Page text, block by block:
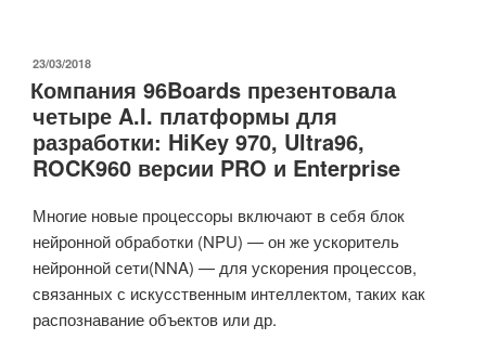
Series
24-
ядерный
Arm-
теперь
доступен
за
1250
долларов
ОПУБЛИКОВАНО
23/03/2018
Компания 96Boards презентовала
четыре A.I. платформы для
разработки: HiKey 970, Ultra96,
ROCK960 версии PRO и Enterprise
Многие новые процессоры включают в себя блок
нейронной обработки (NPU) — он же ускоритель
нейронной сети(NNA) — для ускорения процессов,
связанных с искусственным интеллектом, таких как
распознавание объектов или др.